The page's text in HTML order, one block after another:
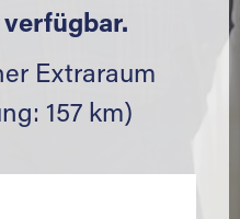
Extraraum
157 km)